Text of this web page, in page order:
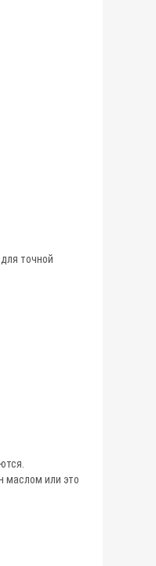
точной
маслом или это